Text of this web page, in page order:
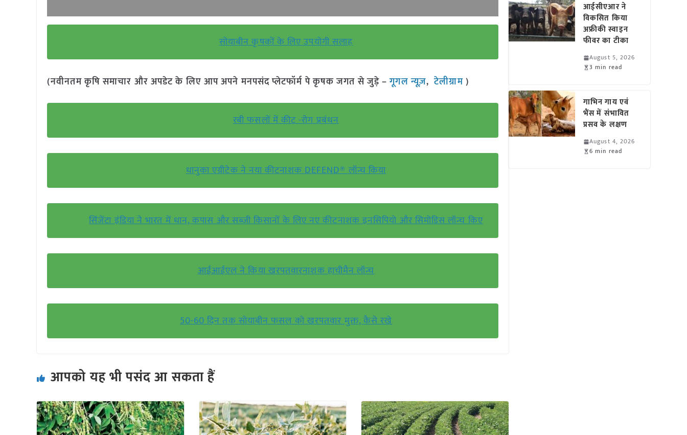
सोयाबीन कृषकों के लिए उपयोगी सलाह
(नवीनतम कृषि समाचार और अपडेट के लिए आप अपने मनपसंद प्लेटफॉर्म पे कृषक जगत से जुड़े –गूगल न्यूज़,टेलीग्राम)
रबी फसलों में कीट -रोग प्रबंधन
धानुका एग्रीटेक ने नया कीटनाशक DEFEND® लॉन्च किया
सिंजेंटा इंडिया ने भारत में धान, कपास और सब्जी किसानों के लिए नए कीटनाशक इनसिपियो और सिमोडिस लॉन्च किए
आईआईएल ने किया खरपतवारनाशक हाचीमैन लॉन्च
50-60 दिन तक सोयाबीन फसल को खरपतवार मुक्त, कैसे रखे
आपको यह भी पसंद आ सकता हैं
आईसीएआर ने
विकसित किया
अफ्रीकी स्वाइन
फीवर का टीका
August 5, 2026
3 min read
गाभिन गाय एवं
भैंस में संभावित
प्रसव के लक्षण
August 4, 2026
6 min read